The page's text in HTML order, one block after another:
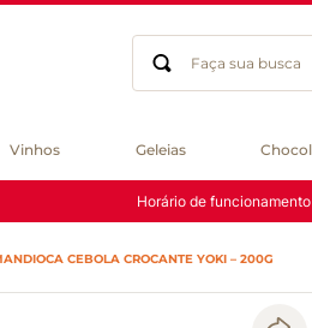
Faça sua busca
Vinhos Geleias
Horário de
CEBOLA CROCANTE YOKI – 200G
gluten
chá